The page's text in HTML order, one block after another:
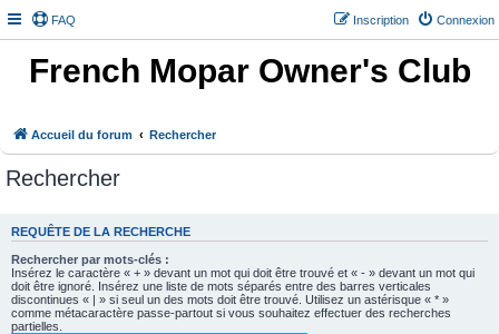
FAQ Connexion
Inscription
French Mopar Owner's Club
Accueil du forum Rechercher
Rechercher
REQUÊTE DE LA RECHERCHE
Rechercher par mots-clés :
Insérez le caractère « + » devant un mot qui doit être trouvé et « - » devant un mot qui
doit être ignoré. Insérez une liste de mots séparés entre des barres verticales
discontinues « | » si seul un des mots doit être trouvé. Utilisez un astérisque « * »
comme métacaractère passe-partout si vous souhaitez effectuer des recherches
partielles.